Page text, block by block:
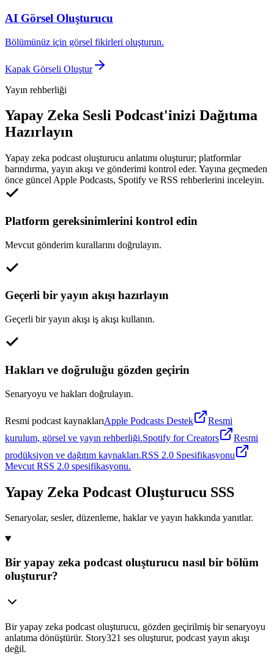
AI Görsel Oluşturucu
Bölümünüz için görsel fikirleri oluşturun.
Kapak Görseli Oluştur
Yayın rehberliği
Yapay Zeka Sesli Podcast'inizi Dağıtıma
Hazırlayın
Yapay zeka podcast oluşturucu anlatımı oluşturur; platformlar
barındırma, yayın akışı ve gönderimi kontrol eder. Yayına geçmeden
önce güncel Apple Podcasts, Spotify ve RSS rehberlerini inceleyin.
Platform gereksinimlerini kontrol edin
Mevcut gönderim kurallarını doğrulayın.
Geçerli bir yayın akışı hazırlayın
Geçerli bir yayın akışı iş akışı kullanın.
Hakları ve doğruluğu gözden geçirin
Senaryoyu ve hakları doğrulayın.
Resmi podcast kaynaklarıApple Podcasts Destek
Resmi
kurulum, görsel ve yayın rehberliği.Spotify for Creators
Resmi
prodüksiyon ve dağıtım kaynakları.RSS 2.0 Spesifikasyonu
Mevcut RSS 2.0 spesifikasyonu.
Yapay Zeka Podcast Oluşturucu SSS
Senaryolar, sesler, düzenleme, haklar ve yayın hakkında yanıtlar.
Bir yapay zeka podcast oluşturucu nasıl bir bölüm
oluşturur?
Bir yapay zeka podcast oluşturucu, gözden geçirilmiş bir senaryoyu
anlatıma dönüştürür. Story321 ses oluşturur, podcast yayın akışı
değil.